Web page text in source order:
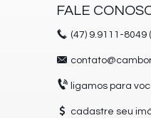
FALE
(47) 9.9111-8049
ligamos para
cadastre seu